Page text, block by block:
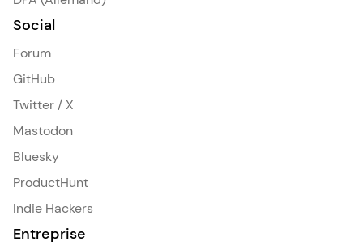
Social
Forum
GitHub
Twitter / X
Mastodon
Bluesky
ProductHunt
Indie Hackers
Entreprise